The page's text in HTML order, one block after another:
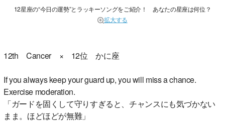
12星座の“今日の運勢”とラッキーソングをご紹介！ あなたの星座は何位？
拡大する
12th Cancer × 12位 かに座
If you always keep your guard up, you will miss a chance.
Exercise moderation.
「ガードを固くして守りすぎると、チャンスにも気づかない
まま。ほどほどが無難」